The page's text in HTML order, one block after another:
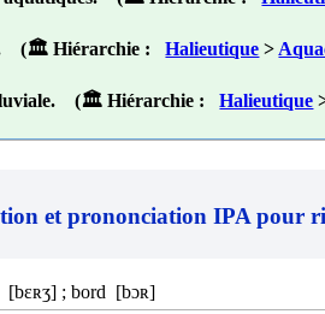
(🏛 Hiérarchie :Halieutique >
fluviale. (🏛 Hiérarchie :Halieutique
et prononciation IPA pour
; bord [bɔʀ]